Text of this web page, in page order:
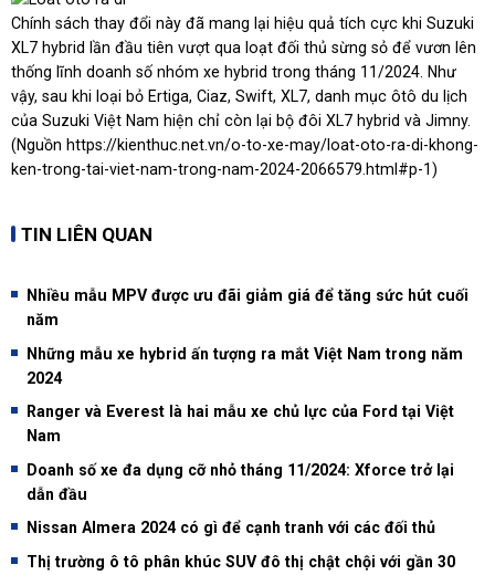
Chính sách thay đổi này đã mang lại hiệu quả tích cực khi Suzuki
XL7 hybrid lần đầu tiên vượt qua loạt đối thủ sừng sỏ để vươn lên
thống lĩnh doanh số nhóm xe hybrid trong tháng 11/2024. Như
vậy, sau khi loại bỏ Ertiga, Ciaz, Swift, XL7, danh mục ôtô du lịch
của Suzuki Việt Nam hiện chỉ còn lại bộ đôi XL7 hybrid và Jimny.
(Nguồn https://kienthuc.net.vn/o-to-xe-may/loat-oto-ra-di-khong-
ken-trong-tai-viet-nam-trong-nam-2024-2066579.html#p-1)
TIN LIÊN QUAN
Nhiều mẫu MPV được ưu đãi giảm giá để tăng sức hút cuối
năm
Những mẫu xe hybrid ấn tượng ra mắt Việt Nam trong năm
2024
Ranger và Everest là hai mẫu xe chủ lực của Ford tại Việt
Nam
Doanh số xe đa dụng cỡ nhỏ tháng 11/2024: Xforce trở lại
dẫn đầu
Nissan Almera 2024 có gì để cạnh tranh với các đối thủ
Thị trường ô tô phân khúc SUV đô thị chật chội với gần 30